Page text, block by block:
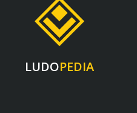
LUDOPEDIA